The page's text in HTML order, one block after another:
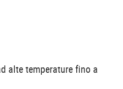
alte temperature fino a